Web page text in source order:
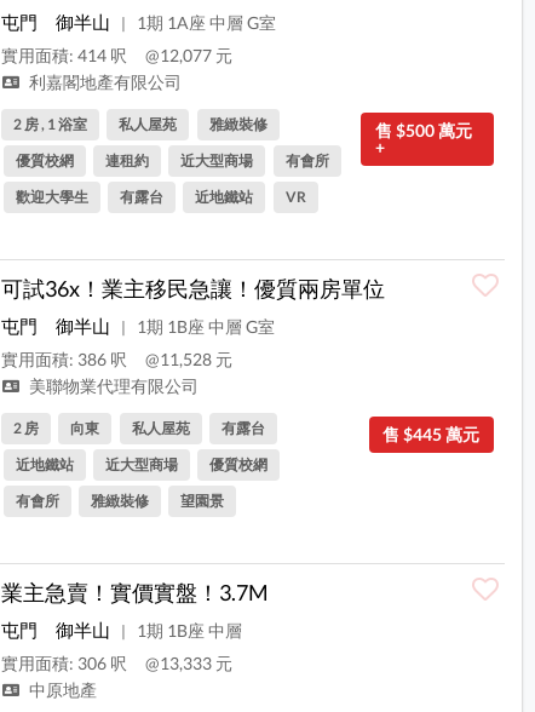
屯門 御半山 |
1期 1A座 中層 G室
實用面積: 414 呎
@12,077 元
利嘉閣地產有限公司
售 $500 萬元
+
2 房 , 1 浴室 私人屋苑
雅緻裝修
優質校網
連租約 近大型商場
有會所
歡迎大學生
有露台 近地鐵站 VR
可試36x！業主移民急讓！優質兩房單位
屯門 御半山 |
1期 1B座 中層 G室
實用面積: 386 呎
@11,528 元
美聯物業代理有限公司
售 $445 萬元
2 房 向東 私人屋苑
有露台
近地鐵站
近大型商場
優質校網
有會所
雅緻裝修 望園景
業主急賣！實價實盤！3.7M
屯門 御半山 |
1期 1B座 中層
實用面積: 306 呎
@13,333 元
中原地產